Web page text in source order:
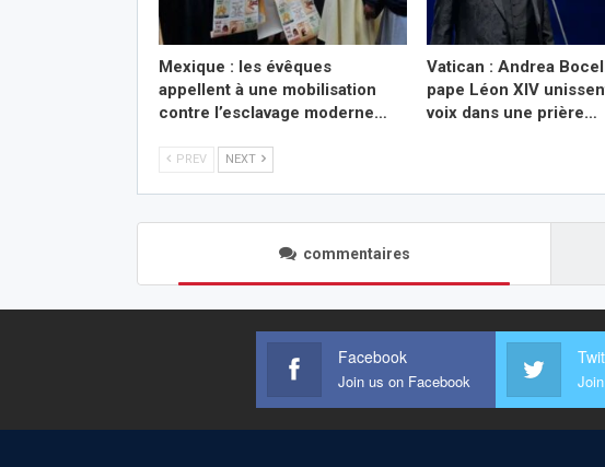
Mexique : les évêques
appellent à une mobilisation
contre l’esclavage moderne…
Vatican : Andrea
pape Léon XIV
voix dans une prière…
PREV NEXT
commentaires
Facebook
Join us on Facebook